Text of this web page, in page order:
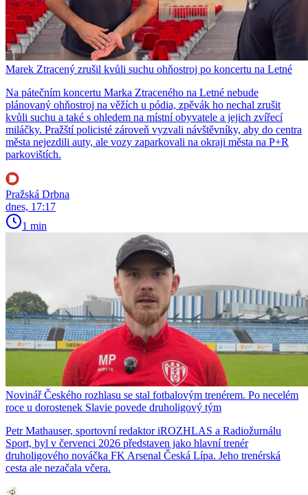
Marek Ztracený zrušil kvůli suchu ohňostroj po koncertu na Letné
Na pátečním koncertu Marka Ztraceného na Letné nebude
plánovaný ohňostroj na věžích u pódia, zpěvák ho nechal zrušit
kvůli suchu a také s ohledem na místní obyvatele a jejich zvířecí
miláčky. Pražští policisté zároveň vyzvali návštěvníky, aby do centra
města nejezdili auty, ale vozy zaparkovali na okraji města na P+R
parkovištích.
Pražská Drbna
dnes, 17:17
1 min
Novinář Českého rozhlasu se stal fotbalovým trenérem. Po necelém
roce u dorostenek Slavie povede druholigový tým
Petr Mathauser, sportovní redaktor iROZHLAS a Radiožurnálu
Sport, byl v červenci 2026 představen jako hlavní trenér
druholigového nováčka FK Arsenal Česká Lípa. Jeho trenérská
cesta ale nezačala včera.